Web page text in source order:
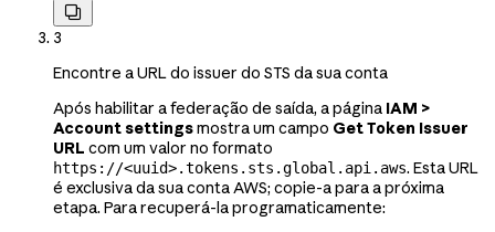

3
Encontre a URL do issuer do STS da sua conta
Após habilitar a federação de saída, a página IAM >
Account settingsmostra um campo Get Token Issuer
URL com um valor no formato
https://<uuid>.tokens.sts.global.api.aws. Esta URL
é exclusiva da sua conta AWS; copie-a para a próxima
etapa. Para recuperá-la programaticamente: